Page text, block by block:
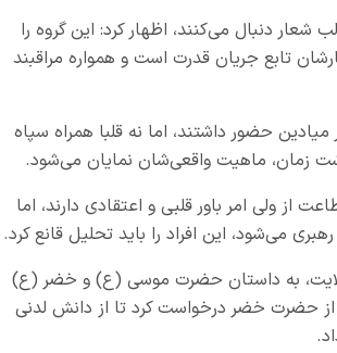
شعار دنبال می‌کنند، اظهار کرد: این گروه را
تابع جریان قدرت است و همواره مراقبند
حضور داشتند، اما نه قلبا همراه سپاه
زمان، ماهیت واقعی‌شان نمایان می‌شود.
از ولی امر باور قلبی و اعتقادی دارند، اما
می‌شود، این افراد را باید تحلیل قانع کرد.
ولایت، به داستان حضرت موسی (ع) و خضر (ع)
از حضرت خضر درخواست کرد تا از دانش لدنی